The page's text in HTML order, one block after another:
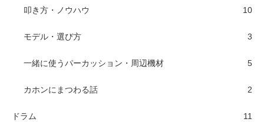
叩き方・ノウハウ 10
モデル・選び方 3
一緒に使うパーカッション・周辺機材 5
カホンにまつわる話 2
ドラム 11